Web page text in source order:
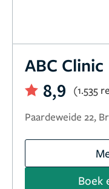
ABC Clinic
8,9
(1.535
Paardeweide 22,
Boek